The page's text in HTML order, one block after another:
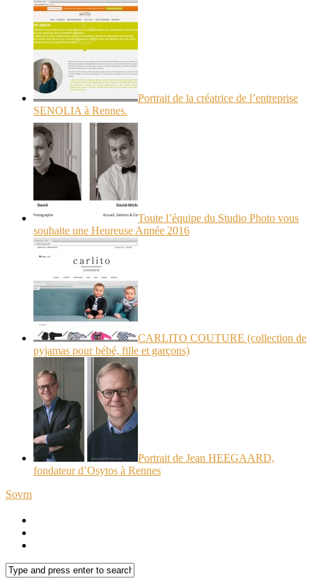
Portrait de la créatrice de l’entreprise
SENOLIA à Rennes.
Toute l’équipe du Studio Photo vous
souhaite une Heureuse Année 2016
CARLITO COUTURE (collection de
pyjamas pour bébé, fille et garçons)
Portrait de Jean HEEGAARD,
fondateur d’Osytos à Rennes
Sovrn